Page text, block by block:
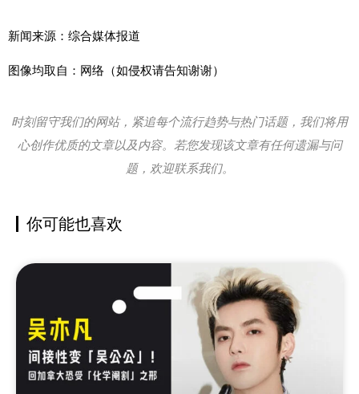
新闻来源：综合媒体报道
图像均取自：网络（如侵权请告知谢谢）
时刻留守我们的网站，紧追每个流行趋势与热门话题，我们将用
心创作优质的文章以及内容。若您发现该文章有任何遗漏与问
题，欢迎联系我们。
你可能也喜欢